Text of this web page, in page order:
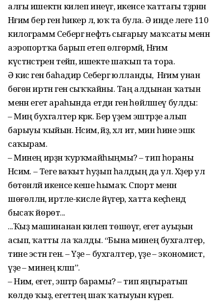
алғы ишектән килеп инеүгә, икенсе ҡаттағы тәҙрәнән
Нәғим бер генә һикерә лә, юҡ та була. Ә инде әлеге 110
килограмм Себергә нефть сығарыу маҡсаты менән
аэропортҡа барып етеп өлгөрмәй, Нәғим
күстәнәстәрен тейәп, ишекте шаҡып та тора.
Ә кисә генә баһадир Себергә юлланды, ә Нәғим унан
бөгөн иртән генә сыҡҡайны. Таң алдынан ҡатын
менән егет араһында етди генә һөйләшеү булды:
– Миңә бухгалтер кәрәк. Бер үҙемә эштәрҙе алып
барыуы ҡыйын. Нәсимә, әйҙә, хәл ит, мин һине эшкә
саҡырам.
– Минең ирҙән ҡурҡмайһыңмы? – тип һораны
Нәсимә. – Теге ваҡыт һуҙып һалдың да ул. Хәҙер ул
бөтөнләй икенсе кеше һымаҡ. Спорт менән
шөғөлләнә, иртәле-кисле йүгерә, хатта кеҫәһендә
бысаҡ йөрөтә...
...Ҡыҙ машинанан килеп төшөүгә, егет ауыҙын
асып, ҡатты ла ҡалды. “Бына минең бухгалтер,
тине эстән генә. – Үҙе – бухгалтер, үҙе – экономист,
үҙе – минең кәләш”.
– Нимә, егет, эштәр барамы? – тип яңғыратып
көлдө ҡыҙ, егеттең шаҡ ҡатыуын күреп.